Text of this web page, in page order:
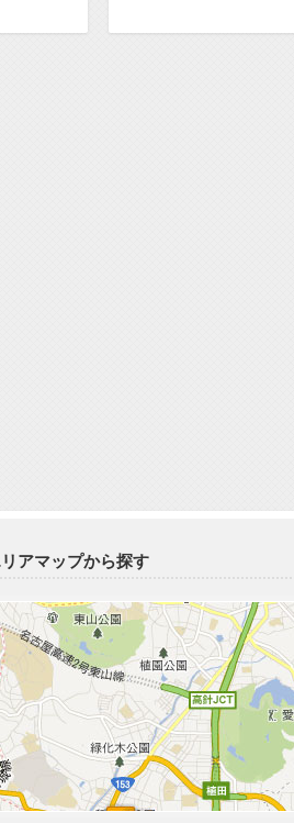
アマップから探す